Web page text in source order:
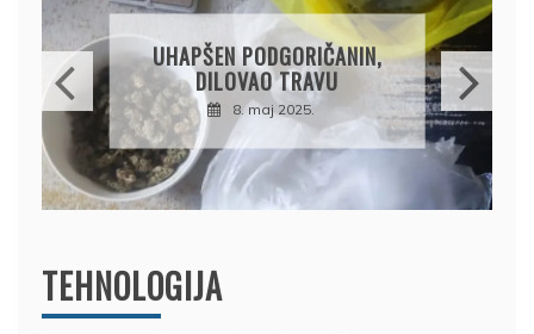
DRŽAVLJANIN RUSIJE
OSUMNJIČEN DA JE
PRODAO TUĐI BMW,
DRŽAVU NAPUSTIO
BRODOM
12. februar 2025.
TEHNOLOGIJA